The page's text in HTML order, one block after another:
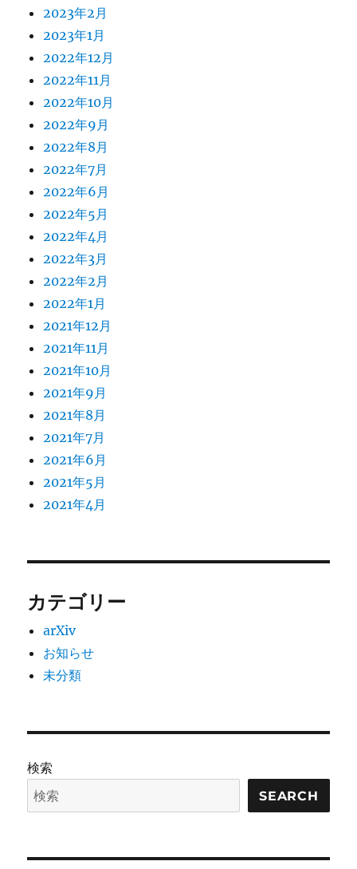
2023年2月
2023年1月
2022年12月
2022年11月
2022年10月
2022年9月
2022年8月
2022年7月
2022年6月
2022年5月
2022年4月
2022年3月
2022年2月
2022年1月
2021年12月
2021年11月
2021年10月
2021年9月
2021年8月
2021年7月
2021年6月
2021年5月
2021年4月
カテゴリー
arXiv
お知らせ
未分類
検索
SEARCH